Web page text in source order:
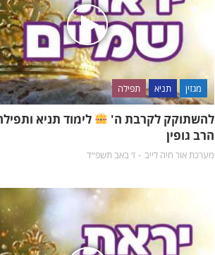
מגזין תניא תפילה
להשתוקק לקרבת ה'
לימוד תניא
הרב גופין
מערכת אור חיה לייב ז׳ באב תשפ״ד